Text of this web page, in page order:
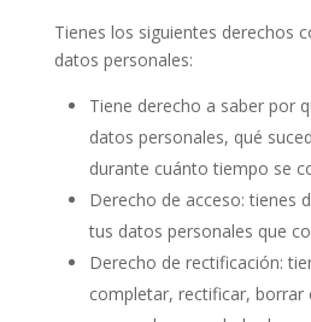
Tienes los siguientes derechos
datos personales:
Tiene derecho a saber por
datos personales, qué
durante cuánto tiempo se
Derecho de acceso: tienes
tus datos personales que
Derecho de rectificación:
completar, rectificar,